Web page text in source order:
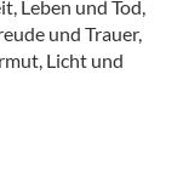
Leben und Tod,
und Trauer,
Licht und